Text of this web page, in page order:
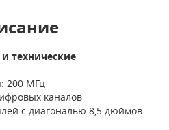
технические
200 МГц
каналов
с диагональю 8,5 дюймов